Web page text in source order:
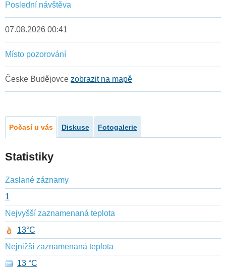
Poslední návštěva
07.08.2026 00:41
Místo pozorování
Česke Budějovce zobrazit na mapě
Počasí u vás Diskuse Fotogalerie
Statistiky
Zaslané záznamy
1
Nejvyšší zaznamenaná teplota
13°C
Nejnižší zaznamenaná teplota
13 °C